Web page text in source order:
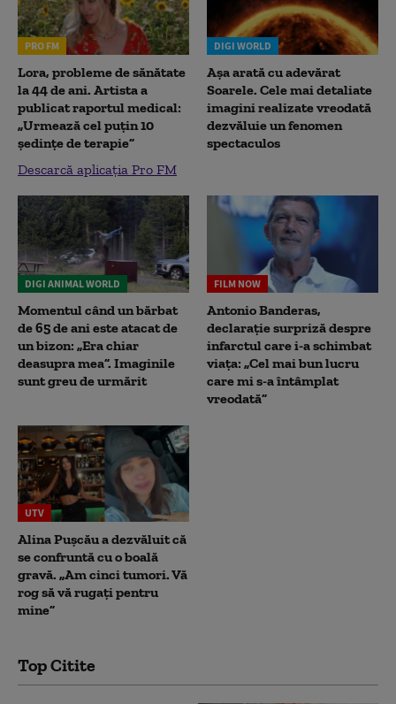
PRO FM
Lora, probleme de sănătate
la 44 de ani. Artista a
publicat raportul medical:
„Urmează cel puțin 10
ședințe de terapie”
Descarcă aplicația Pro FM
DIGI WORLD
Așa arată cu adevărat
Soarele. Cele mai detaliate
imagini realizate vreodată
dezvăluie un fenomen
spectaculos
DIGI ANIMAL WORLD
Momentul când un bărbat
de 65 de ani este atacat de
un bizon: „Era chiar
deasupra mea”. Imaginile
sunt greu de urmărit
FILM NOW
Antonio Banderas,
declarație surpriză despre
infarctul care i-a schimbat
viața: „Cel mai bun lucru
care mi s-a întâmplat
vreodată”
UTV
Alina Pușcău a dezvăluit că
se confruntă cu o boală
gravă. „Am cinci tumori. Vă
rog să vă rugați pentru
mine”
Top Citite